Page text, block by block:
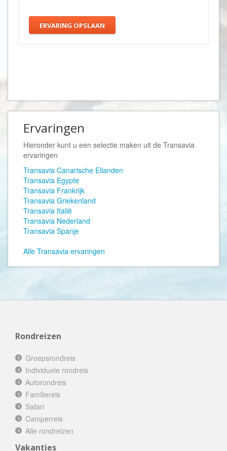
ERVARING OPSLAAN
Ervaringen
Hieronder kunt u een selectie maken uit de Transavia
ervaringen
Transavia Canarische Eilanden
Transavia Egypte
Transavia Frankrijk
Transavia Griekenland
Transavia Italië
Transavia Nederland
Transavia Spanje
Alle Transavia ervaringen
Rondreizen
Groepsrondreis
Individuele rondreis
Autorondreis
Familiereis
Safari
Camperreis
Alle rondreizen
Vakanties